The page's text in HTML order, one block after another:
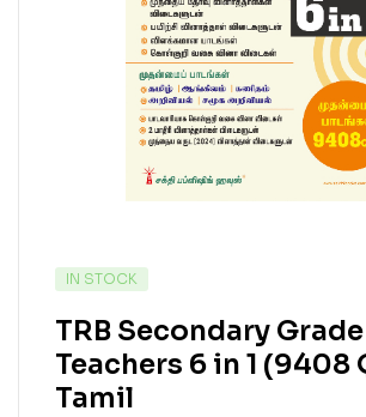
IN STOCK
TRB Secondary Grade
Teachers 6 in 1 (9408
Tamil